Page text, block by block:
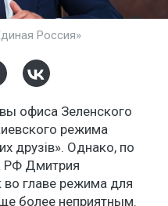
Россия»
офиса Зеленского
режима
друзів». Однако, по
РФ Дмитрия
главе режима для
более неприятным.